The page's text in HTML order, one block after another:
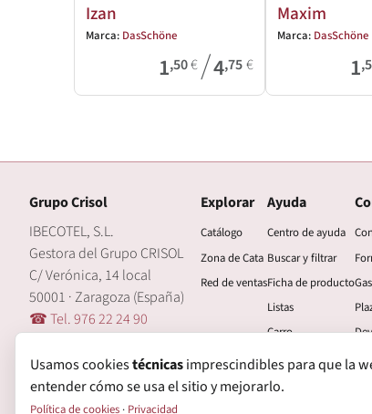
Izan
Marca: DasSchöne
1,50€/4,75€
Maxim
Marca: DasSchöne
1
Grupo Crisol
IBECOTEL, S.L.
Gestora del Grupo CRISOL
C/ Verónica, 14 local
50001 · Zaragoza (España)
☎ Tel. 976 22 24 90
Explorar
Catálogo
Zona de Cata
Red de ventas
Ayuda
Centro de ayuda
Buscar y filtrar
Ficha de producto
Listas
Carro
Mi cuenta
Usamos cookiestécnicasimprescindibles para que la
entender cómo se usa el sitio y mejorarlo.
Política de cookies · Privacidad